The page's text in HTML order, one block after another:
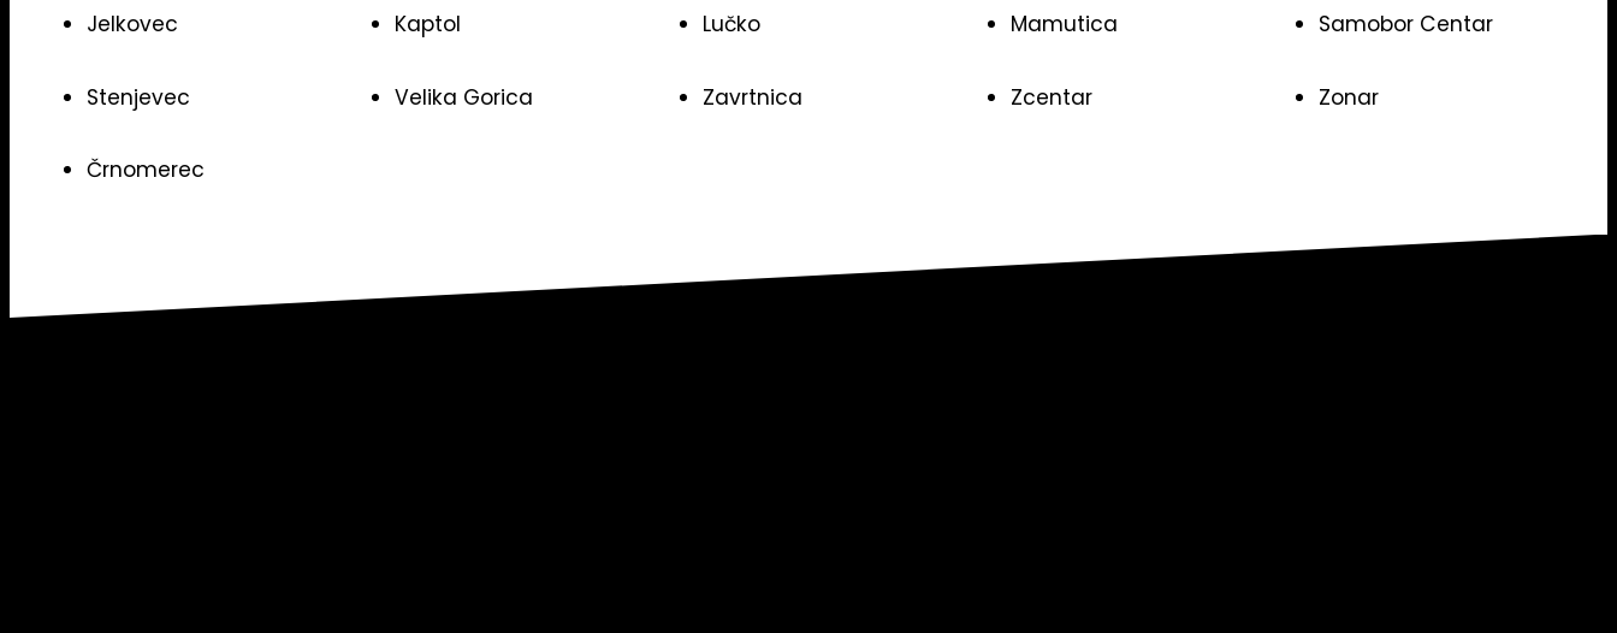
Jelkovec Kaptol Lučko Mamutica Samobor Centar
Stenjevec Velika Gorica Zavrtnica Zcentar Zonar
Črnomerec